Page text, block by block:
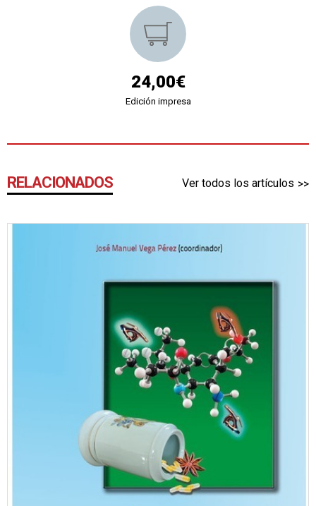
24,00€
Edición impresa
RELACIONADOS Ver todos los artículos